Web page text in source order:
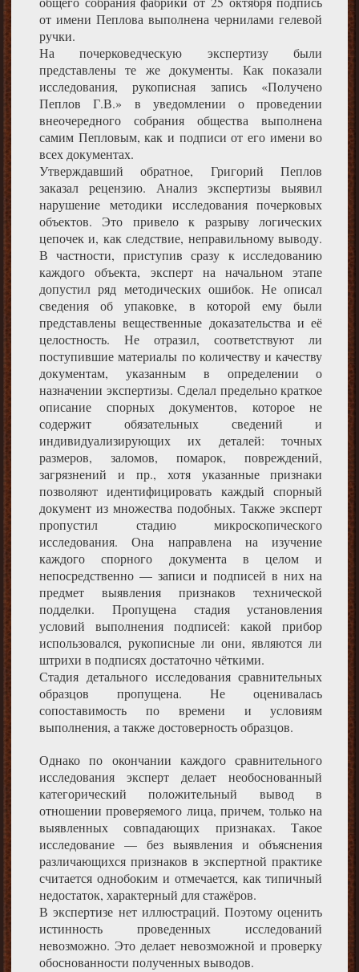
от имени Пеплова выполнена чернилами гелевой
ручки.
На почерковедческую экспертизу были
представлены те же документы. Как показали
исследования, рукописная запись «Получено
Пеплов Г.В.» в уведомлении о проведении
внеочередного собрания общества выполнена
самим Пепловым, как и подписи от его имени во
всех документах.
Утверждавший обратное, Григорий Пеплов
заказал рецензию. Анализ экспертизы выявил
нарушение методики исследования почерковых
объектов. Это привело к разрыву логических
цепочек и, как следствие, неправильному выводу.
В частности, приступив сразу к исследованию
каждого объекта, эксперт на начальном этапе
допустил ряд методических ошибок. Не описал
сведения об упаковке, в которой ему были
представлены вещественные доказательства и её
целостность. Не отразил, соответствуют ли
поступившие материалы по количеству и качеству
документам, указанным в определении о
назначении экспертизы. Сделал предельно краткое
описание спорных документов, которое не
содержит обязательных сведений и
индивидуализирующих их деталей: точных
размеров, заломов, помарок, повреждений,
загрязнений и пр., хотя указанные признаки
позволяют идентифицировать каждый спорный
документ из множества подобных. Также эксперт
пропустил стадию микроскопического
исследования. Она направлена на изучение
каждого спорного документа в целом и
непосредственно — записи и подписей в них на
предмет выявления признаков технической
подделки. Пропущена стадия установления
условий выполнения подписей: какой прибор
использовался, рукописные ли они, являются ли
штрихи в подписях достаточно чёткими.
Стадия детального исследования сравнительных
образцов пропущена. Не оценивалась
сопоставимость по времени и условиям
выполнения, а также достоверность образцов.
Однако по окончании каждого сравнительного
исследования эксперт делает необоснованный
категорический положительный вывод в
отношении проверяемого лица, причем, только на
выявленных совпадающих признаках. Такое
исследование — без выявления и объяснения
различающихся признаков в экспертной практике
считается однобоким и отмечается, как типичный
недостаток, характерный для стажёров.
В экспертизе нет иллюстраций. Поэтому оценить
истинность проведенных исследований
невозможно. Это делает невозможной и проверку
обоснованности полученных выводов.